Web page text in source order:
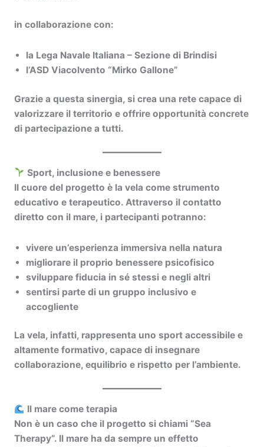
in collaborazione con:
la Lega Navale Italiana – Sezione di Brindisi
l’ASD Viacolvento “Mirko Gallone”
Grazie a questa sinergia, si crea una rete capace di
valorizzare il territorio e offrire opportunità concrete
di partecipazione a tutti.
Sport, inclusione e benessere
Il cuore del progetto è la vela come strumento
educativo e terapeutico. Attraverso il contatto
diretto con il mare, i partecipanti potranno:
vivere un’esperienza immersiva nella natura
migliorare il proprio benessere psicofisico
sviluppare fiducia in sé stessi e negli altri
sentirsi parte di un gruppo inclusivo e
accogliente
La vela, infatti, rappresenta uno sport accessibile e
altamente formativo, capace di insegnare
collaborazione, equilibrio e rispetto per l’ambiente.
Il mare come terapia
Non è un caso che il progetto si chiami “Sea
Therapy”. Il mare ha da sempre un effetto